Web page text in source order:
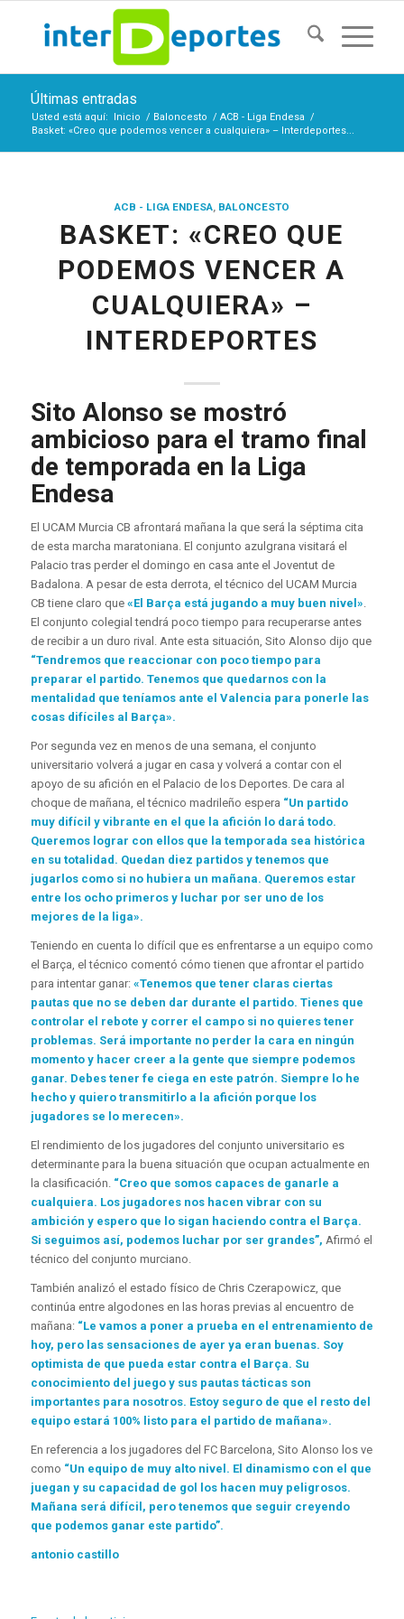
Últimas entradas
Usted está aquí: Inicio / Baloncesto / ACB - Liga Endesa /
Basket: «Creo que podemos vencer a cualquiera» – Interdeportes...
ACB - LIGA ENDESA, BALONCESTO
BASKET: «CREO QUE
PODEMOS VENCER A
CUALQUIERA» –
INTERDEPORTES
Sito Alonso se mostró
ambicioso para el tramo final
de temporada en la Liga
Endesa
El UCAM Murcia CB afrontará mañana la que será la séptima cita
de esta marcha maratoniana. El conjunto azulgrana visitará el
Palacio tras perder el domingo en casa ante el Joventut de
Badalona. A pesar de esta derrota, el técnico del UCAM Murcia
CB tiene claro que «El Barça está jugando a muy buen nivel».
El conjunto colegial tendrá poco tiempo para recuperarse antes
de recibir a un duro rival. Ante esta situación, Sito Alonso dijo que
“Tendremos que reaccionar con poco tiempo para
preparar el partido. Tenemos que quedarnos con la
mentalidad que teníamos ante el Valencia para ponerle las
cosas difíciles al Barça».
Por segunda vez en menos de una semana, el conjunto
universitario volverá a jugar en casa y volverá a contar con el
apoyo de su afición en el Palacio de los Deportes. De cara al
choque de mañana, el técnico madrileño espera “Un partido
muy difícil y vibrante en el que la afición lo dará todo.
Queremos lograr con ellos que la temporada sea histórica
en su totalidad. Quedan diez partidos y tenemos que
jugarlos como si no hubiera un mañana. Queremos estar
entre los ocho primeros y luchar por ser uno de los
mejores de la liga».
Teniendo en cuenta lo difícil que es enfrentarse a un equipo como
el Barça, el técnico comentó cómo tienen que afrontar el partido
para intentar ganar:«Tenemos que tener claras ciertas
pautas que no se deben dar durante el partido. Tienes que
controlar el rebote y correr el campo si no quieres tener
problemas. Será importante no perder la cara en ningún
momento y hacer creer a la gente que siempre podemos
ganar. Debes tener fe ciega en este patrón. Siempre lo he
hecho y quiero transmitirlo a la afición porque los
jugadores se lo merecen».
El rendimiento de los jugadores del conjunto universitario es
determinante para la buena situación que ocupan actualmente en
la clasificación.“Creo que somos capaces de ganarle a
cualquiera. Los jugadores nos hacen vibrar con su
ambición y espero que lo sigan haciendo contra el Barça.
Si seguimos así, podemos luchar por ser grandes”, Afirmó el
técnico del conjunto murciano.
También analizó el estado físico de Chris Czerapowicz, que
continúa entre algodones en las horas previas al encuentro de
mañana: “Le vamos a poner a prueba en el entrenamiento de
hoy, pero las sensaciones de ayer ya eran buenas. Soy
optimista de que pueda estar contra el Barça. Su
conocimiento del juego y sus pautas tácticas son
importantes para nosotros. Estoy seguro de que el resto del
equipo estará 100% listo para el partido de mañana».
En referencia a los jugadores del FC Barcelona, ​​Sito Alonso los ve
como “Un equipo de muy alto nivel. El dinamismo con el que
juegan y su capacidad de gol los hacen muy peligrosos.
Mañana será difícil, pero tenemos que seguir creyendo
que podemos ganar este partido”.
antonio castillo